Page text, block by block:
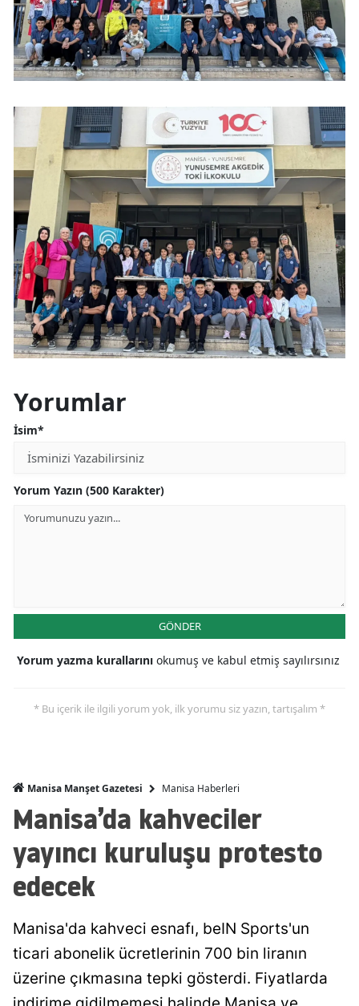
Yorumlar
İsim*
Yorum Yazın (500 Karakter)
GÖNDER
Yorum yazma kurallarını okumuş ve kabul etmiş sayılırsınız
* Bu içerik ile ilgili yorum yok, ilk yorumu siz yazın, tartışalım *
Manisa Manşet Gazetesi Manisa Haberleri
Manisa’da kahveciler
yayıncı kuruluşu protesto
edecek
Manisa'da kahveci esnafı, beIN Sports'un
ticari abonelik ücretlerinin 700 bin liranın
üzerine çıkmasına tepki gösterdi. Fiyatlarda